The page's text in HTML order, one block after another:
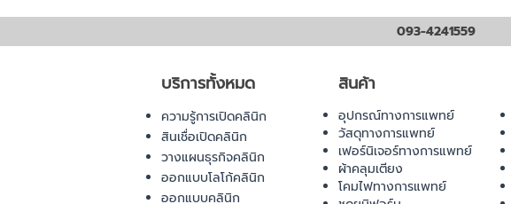
093-4241559
บริการทั้งหมด
ความรู้การเปิดคลินิก
สินเชื่อเปิดคลินิก
วางแผนธุรกิจคลินิก
ออกแบบโลโก้คลินิก
ออกแบบคลินิก
สินค้า
อุปกรณ์ทางการแพทย์
วัสดุทางการแพทย์
เฟอร์นิเจอร์ทางการแพทย์
ผ้าคลุมเตียง
โคมไฟทางการแพทย์